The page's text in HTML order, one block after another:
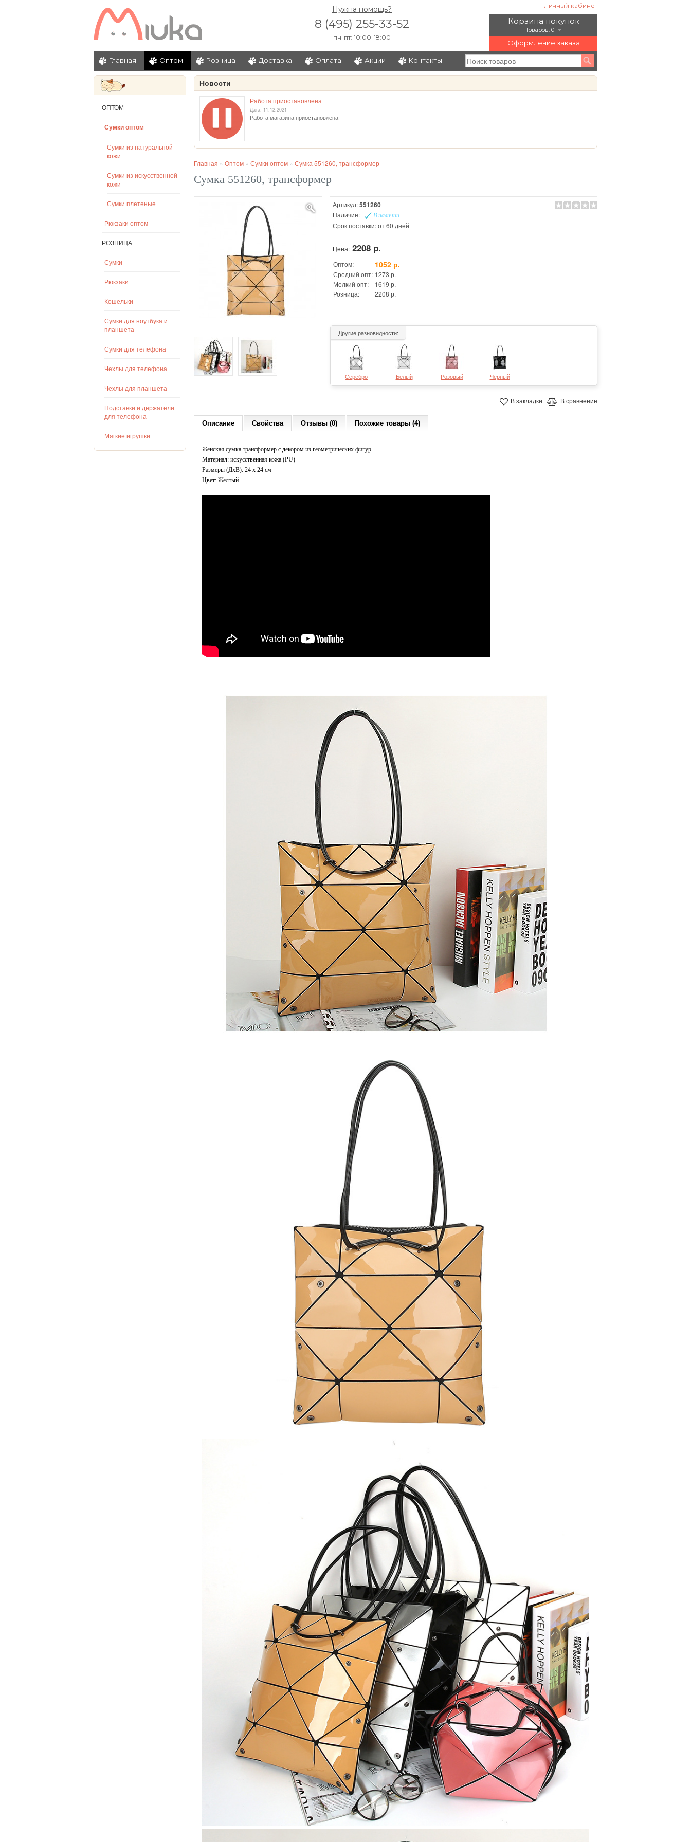
Личный кабинет
Корзина покупок
Товаров: 0
Оформление заказа
Нужна помощь?
8 (495) 255-33-52
пн-пт: 10:00-18:00
Главная Оптом Розница Доставка Оплата Акции Контакты
ОПТОМ
Сумки оптом
Сумки из натуральной
кожи
Сумки из искусственной
кожи
Сумки плетеные
Рюкзаки оптом
РОЗНИЦА
Сумки
Рюкзаки
Кошельки
Сумки для ноутбука и
планшета
Сумки для телефона
Чехлы для телефона
Чехлы для планшета
Подставки и держатели
для телефона
Мягкие игрушки
Новости
Работа приостановлена
Дата: 11.12.2021
Работа магазина приостановлена
Главная » Оптом » Сумки оптом » Сумка 551260, трансформер
Сумка 551260, трансформер
Артикул:551260
Наличие: В наличии
Срок поставки: от 60 дней
Цена: 2208 р.
Оптом: 1052 р.
Средний опт: 1273 р.
Мелкий опт:
1619 р.
Розница:
2208 р.
Другие разновидности:
Серебро Белый Розовый Черный
В закладки В сравнение
Описание Свойства Отзывы (0) Похожие товары (4)
Женская сумка трансформер с декором из геометрических фигур
Материал: искусственная кожа (PU)
Размеры (ДxВ): 24 x 24 см
Цвет: Желтый